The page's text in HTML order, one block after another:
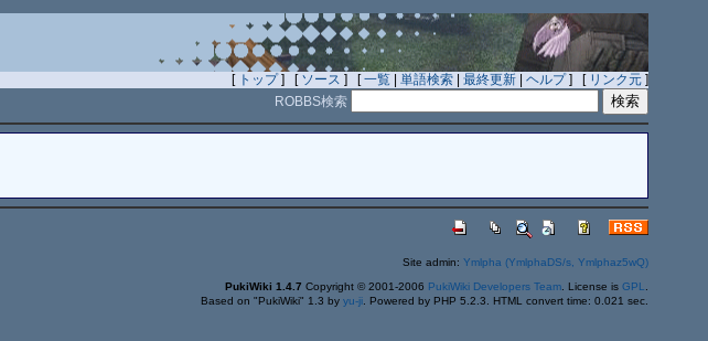
[ トップ] [ ソース ] [一覧 |単語検索 |最終更新 |ヘルプ] [ リンク元 ]
ROBBS検索
Site admin:Ymlpha (YmlphaDS/s, Ymlphaz5wQ)
PukiWiki 1.4.7 Copyright © 2001-2006 PukiWiki Developers Team. License isGPL.
Based on "PukiWiki" 1.3 byyu-ji. Powered by PHP 5.2.3. HTML convert time: 0.021 sec.